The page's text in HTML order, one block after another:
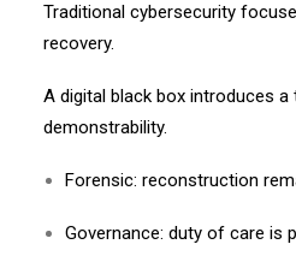
Traditional cybersecurity
recovery.
A digital black box introduces a
demonstrability.
Forensic: reconstruction
Governance: duty of care is